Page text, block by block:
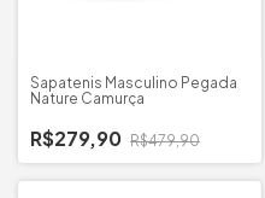
Sapatenis Masculino Pegada
Nature Camurça
R$279,90 R$479,90